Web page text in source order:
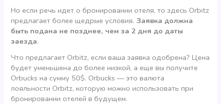
Но если речь идет о бронировании отеля, то здесь Orbitz
предлагает более щедрые условия. Заявка должна
быть подана не позднее, чем за 2 дня до даты
заезда.
Что предлагает Orbitz, если ваша заявка одобрена? Цена
будет уменьшена до более низкой, а еще вы получите
Orbucks на сумму 50$. Orbucks — это валюта
лояльности Orbitz, которую можно использовать при
бронировании отелей в будущем.